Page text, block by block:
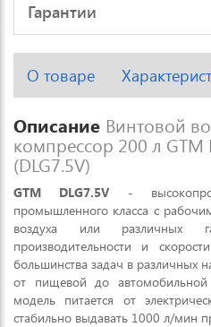
Гарантии
О товаре
Описание Винтовой
компрессор 200 л GTM
(DLG7.5V)
GTM DLG7.5V -
промышленного класса с
воздуха или различных
производительности и
большинства задач в различных
от пищевой до автомобильной
модель питается от
стабильно выдавать 1000 л/мин